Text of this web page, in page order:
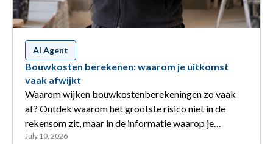
AI Agent
Bouwkosten berekenen: waarom je uitkomst
vaak afwijkt
Waarom wijken bouwkostenberekeningen zo vaak
af? Ontdek waarom het grootste risico niet in de
rekensom zit, maar in de informatie waarop je
calculatie is gebaseerd.
July 10, 2026